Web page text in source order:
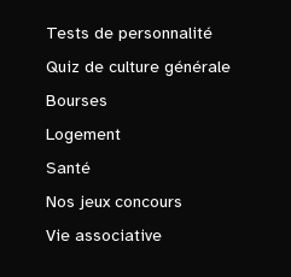
Tests de personnalité
Quiz de culture générale
Bourses
Logement
Santé
Nos jeux concours
Vie associative